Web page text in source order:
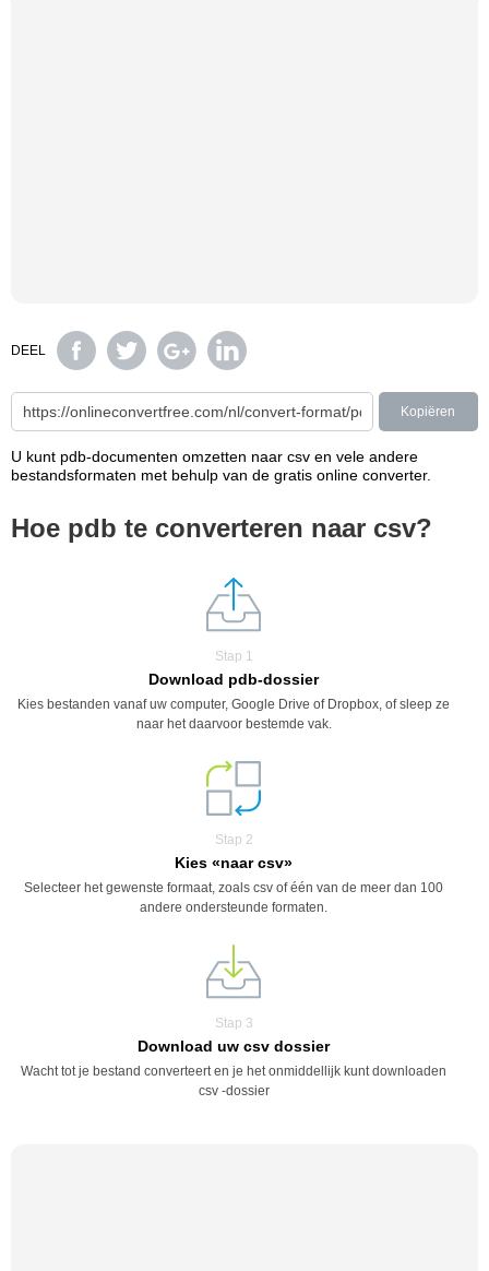
DEEL
Kopiëren
U kunt pdb-documenten omzetten naar csv en vele andere
bestandsformaten met behulp van de gratis online converter.
Hoe pdb te converteren naar csv?
Stap 1
Download pdb-dossier
Kies bestanden vanaf uw computer, Google Drive of Dropbox, of sleep ze
naar het daarvoor bestemde vak.
Stap 2
Kies «naar csv»
Selecteer het gewenste formaat, zoals csv of één van de meer dan 100
andere ondersteunde formaten.
Stap 3
Download uw csv dossier
Wacht tot je bestand converteert en je het onmiddellijk kunt downloaden
csv -dossier